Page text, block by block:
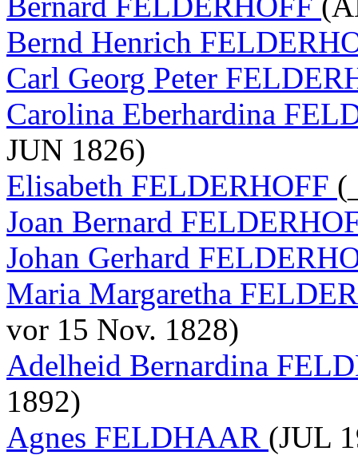
Bernd Henrich
Carl Georg Peter
Carolina Eberhardina
JUN 1826)
Elisabeth FELDERHOFF
Joan Bernard
Johan Gerhard
Maria Margaretha
vor 15 Nov. 1828)
Adelheid Bernardina
1892)
Agnes FELDHAAR (JUL